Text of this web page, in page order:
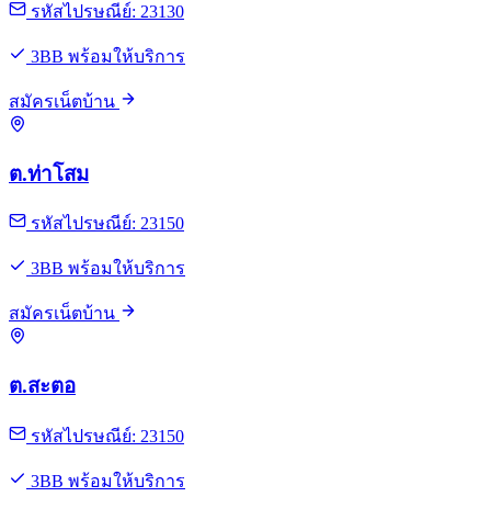
รหัสไปรษณีย์: 23130
3BB พร้อมให้บริการ
สมัครเน็ตบ้าน
ต.ท่าโสม
รหัสไปรษณีย์: 23150
3BB พร้อมให้บริการ
สมัครเน็ตบ้าน
ต.สะตอ
รหัสไปรษณีย์: 23150
3BB พร้อมให้บริการ